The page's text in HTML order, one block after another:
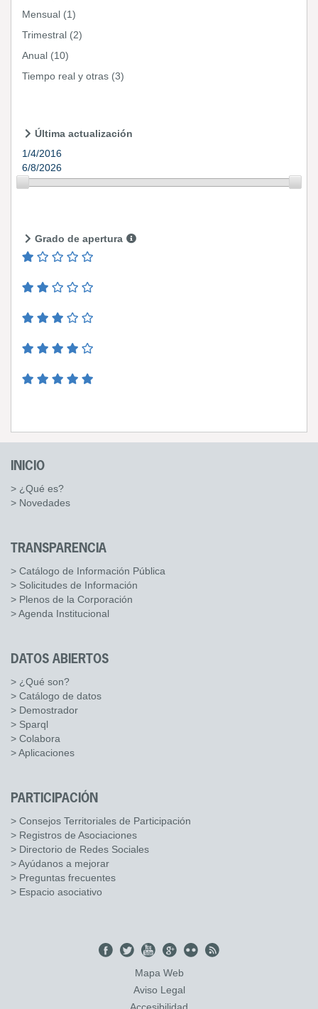
Mensual (1)
Trimestral (2)
Anual (10)
Tiempo real y otras (3)
Última actualización
1/4/2016
6/8/2026
Grado de apertura
INICIO
> ¿Qué es?
> Novedades
TRANSPARENCIA
> Catálogo de Información Pública
> Solicitudes de Información
> Plenos de la Corporación
> Agenda Institucional
DATOS ABIERTOS
> ¿Qué son?
> Catálogo de datos
> Demostrador
> Sparql
> Colabora
> Aplicaciones
PARTICIPACIÓN
> Consejos Territoriales de Participación
> Registros de Asociaciones
> Directorio de Redes Sociales
> Ayúdanos a mejorar
> Preguntas frecuentes
> Espacio asociativo
Mapa Web
Aviso Legal